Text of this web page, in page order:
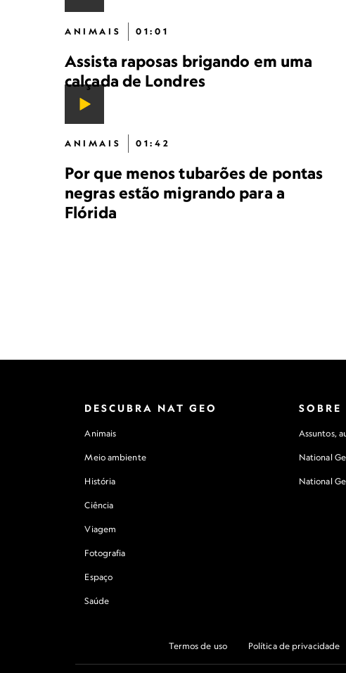
ANIMAIS 01:01
Assista raposas brigando em uma
calçada de Londres
ANIMAIS 01:42
Por que menos tubarões de pontas
negras estão migrando para a
Flórida
DESCUBRA NAT GEO
Animais
Meio ambiente
História
Ciência
Viagem
Fotografia
Espaço
Saúde
SOBRE
Assuntos,
National
National
Termos de uso Política de privacidade